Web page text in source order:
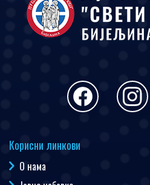
Корисни линкови
О нама